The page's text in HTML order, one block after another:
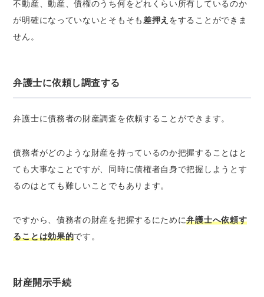
不動産、動産、債権のうち何をどれくらい所有しているのか
が明確になっていないとそもそも 差押え をすることができま
せん。
弁護士に依頼し調査する
弁護士に債務者の財産調査を依頼することができます。
債務者がどのような財産を持っているのか把握することはと
ても大事なことですが、同時に債権者自身で把握しようとす
るのはとても難しいことでもあります。
ですから、債務者の財産を把握するにために弁護士へ依頼す
ることは効果的です。
財産開示手続